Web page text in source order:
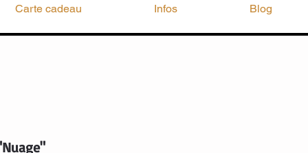
Carte cadeau Infos Blog